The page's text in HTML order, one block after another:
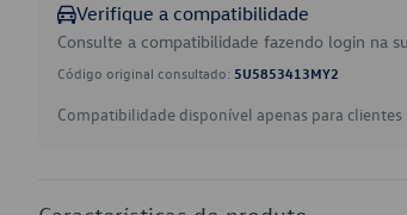
Verifique a compatibilidade
Consulte a compatibilidade fazendo login na
Código original consultado: 5U5853413MY2
Compatibilidade disponível apenas para